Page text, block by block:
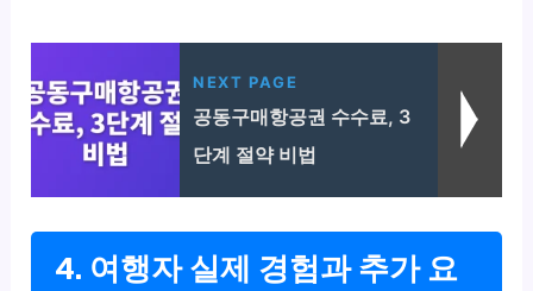
NEXT PAGE
공동구매항공권 수수료, 3
단계 절약 비법
4. 여행자 실제 경험과 추가 요